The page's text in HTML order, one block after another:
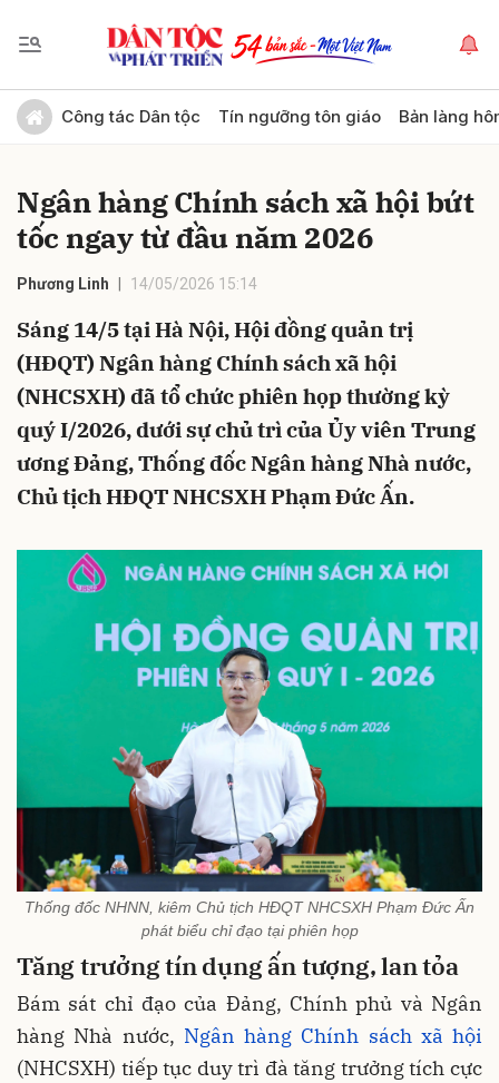
Công tác Dân tộc Tín ngưỡng tôn giáo Bản làng
Ngân hàng Chính sách xã hội bứt
tốc ngay từ đầu năm 2026
Phương Linh 14/05/2026 15:14
Sáng 14/5 tại Hà Nội, Hội đồng quản trị
(HĐQT) Ngân hàng Chính sách xã hội
(NHCSXH) đã tổ chức phiên họp thường kỳ
quý I/2026, dưới sự chủ trì của Ủy viên Trung
ương Đảng, Thống đốc Ngân hàng Nhà nước,
Chủ tịch HĐQT NHCSXH Phạm Đức Ấn.
Thống đốc NHNN, kiêm Chủ tịch HĐQT NHCSXH Phạm Đức Ấn
phát biểu chỉ đạo tại phiên họp
Tăng trưởng tín dụng ấn tượng, lan tỏa
Bám sát chỉ đạo của Đảng, Chính phủ và Ngân
hàng Nhà nước, Ngân hàng Chính sách xã hội
(NHCSXH) tiếp tục duy trì đà tăng trưởng tích cực
Gửi bình luận
Hủy